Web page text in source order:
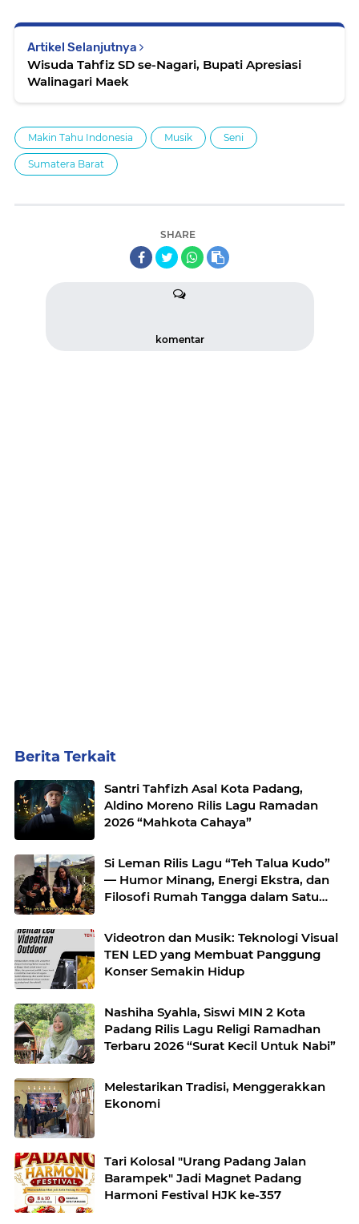
Artikel Selanjutnya
Wisuda Tahfiz SD se-Nagari, Bupati Apresiasi
Walinagari Maek
Makin Tahu Indonesia Musik Seni
Sumatera Barat
SHARE
komentar
Berita Terkait
Santri Tahfizh Asal Kota Padang,
Aldino Moreno Rilis Lagu Ramadan
2026 “Mahkota Cahaya”
Si Leman Rilis Lagu “Teh Talua Kudo”
— Humor Minang, Energi Ekstra, dan
Filosofi Rumah Tangga dalam Satu
Videotron dan Musik: Teknologi Visual
TEN LED yang Membuat Panggung
Konser Semakin Hidup
Nashiha Syahla, Siswi MIN 2 Kota
Padang Rilis Lagu Religi Ramadhan
Terbaru 2026 “Surat Kecil Untuk Nabi”
Melestarikan Tradisi, Menggerakkan
Ekonomi
Tari Kolosal "Urang Padang Jalan
Barampek" Jadi Magnet Padang
Harmoni Festival HJK ke-357